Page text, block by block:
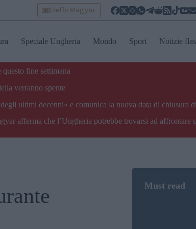
HelloMagyar
Speciale Ungheria Mondo Sport Notizie
fine settimana
verranno spente
ultimi decenni» e comunica la nuova data di chiusura
afferma che l’Ungheria potrebbe trovarsi ad affrontare